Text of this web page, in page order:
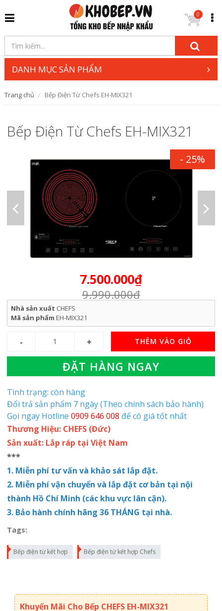
0
DANH MỤC SẢN PHẨM
Trang chủ Bếp Điện Từ Chefs EH-MIX321
Bếp Điện Từ Chefs EH-MIX321
- 25%
7.500.000₫
9.990.000₫
Nhà sản xuất CHEFS
Mã sản phẩm EH-MIX321
THÊM VÀO GIỎ
ĐẶT HÀNG NGAY
Tình trạng: còn hàng
Đổi trả sản phẩm 7 ngày (Theo chính sách bảo hành)
Gọi ngay Hotline 0909 646 008 để có giá tốt nhất
Thương Hiệu: CHEFS (Đức)
Sản xuất: Lắp ráp tại Việt Nam
***
1. Miễn phí tư vấn và khảo sát lắp đặt.
2. Miễn phí vận chuyển và lắp đặt cơ bản tại nội
thành Hồ Chí Minh (các khu vực lân cận).
3. Bảo hành chính hãng 36 THÁNG tại nhà.
Tags:
Bếp điện từ kết hợp Bếp điện từ kết hợp Chefs
Khuyến Mãi Cho Bếp CHEFS EH-MIX321